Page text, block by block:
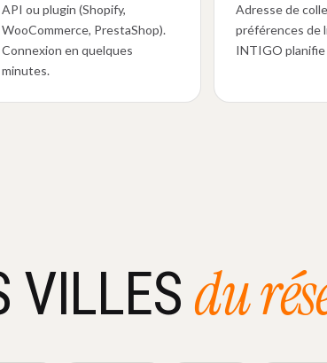
API ou plugin (Shopify,
WooCommerce, PrestaShop).
Connexion en quelques
minutes.
Adresse de
préférences de
INTIGO
VILLESdu